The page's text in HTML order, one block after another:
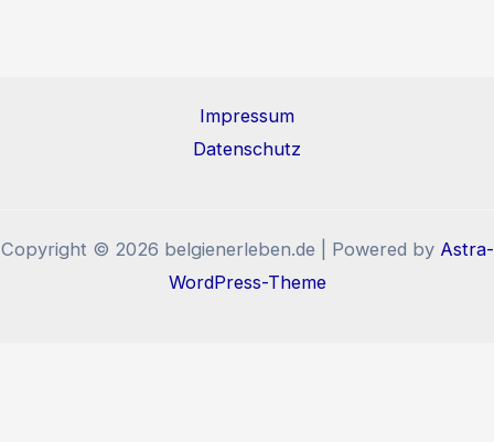
Impressum
Datenschutz
Copyright © 2026 belgienerleben.de | Powered by Astra-
WordPress-Theme